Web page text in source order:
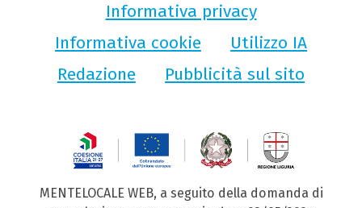
Informativa privacy
Informativa cookie
Utilizzo IA
Redazione
Pubblicità sul sito
MENTELOCALE WEB, a seguito della domanda di